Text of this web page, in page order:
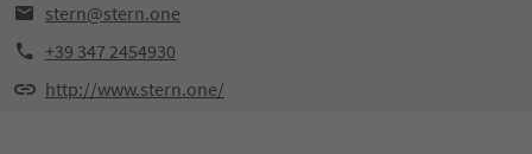
stern@stern.one
+39 347 2454930
http://www.stern.one/